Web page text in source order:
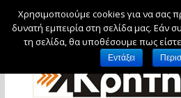
Σάββατο, 8
Χρησιμοποιούμε cookies για να σας
δυνατή εμπειρία στη σελίδα μας. Εάν
τη σελίδα, θα υποθέσουμε πως
Εντάξει